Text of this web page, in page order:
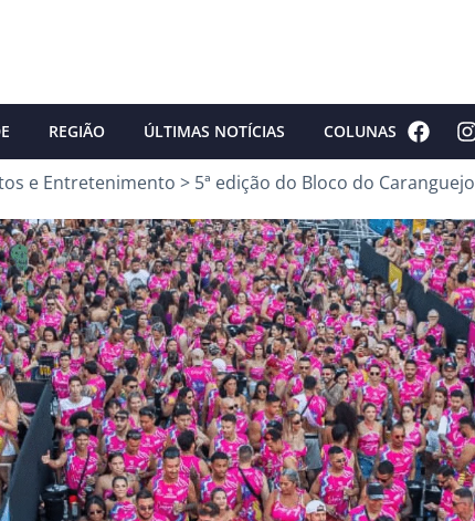
REGIÃO ÚLTIMAS NOTÍCIAS COLUNAS
e Entretenimento > 5ª edição do Bloco do